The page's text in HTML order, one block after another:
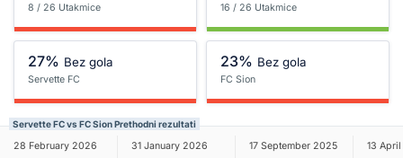
8 / 26 Utakmice 16 / 26 Utakmice
27% Bez gola
Servette FC
23% Bez gola
FC Sion
Servette FC vs FC Sion Prethodni rezultati
28 February 2026 31 January 2026 17 September 2025 13